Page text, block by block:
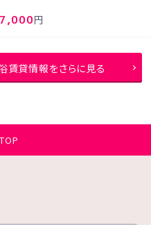
円
賃貸情報をさらに見る